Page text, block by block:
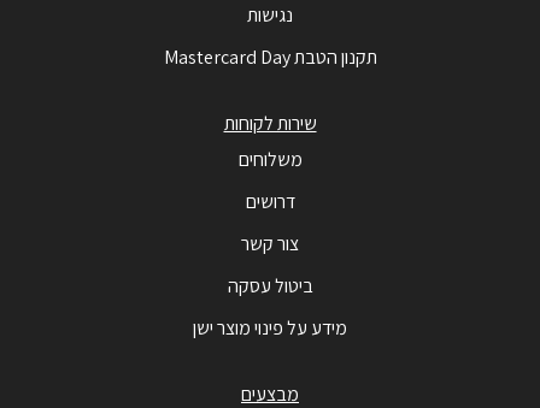
נגישות
תקנון הטבת Mastercard Day
שירות לקוחות
משלוחים
דרושים
צור קשר
ביטול עסקה
מידע על פינוי מוצר ישן
מבצעים